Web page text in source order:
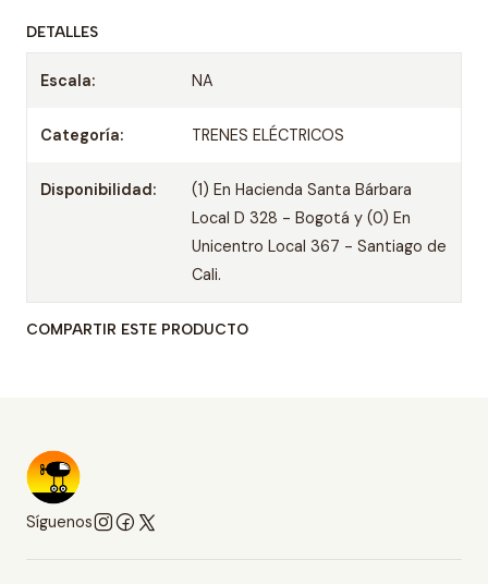
DETALLES
Escala: NA
Categoría: TRENES ELÉCTRICOS
Disponibilidad:
(1) En Hacienda Santa Bárbara
Local D 328 - Bogotá y (0) En
Unicentro Local 367 - Santiago de
Cali.
COMPARTIR ESTE PRODUCTO
Síguenos